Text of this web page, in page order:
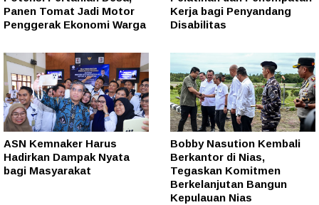
Panen Tomat Jadi Motor
Penggerak Ekonomi Warga
Kerja bagi Penyandang
Disabilitas
ASN Kemnaker Harus
Hadirkan Dampak Nyata
bagi Masyarakat
Bobby Nasution Kembali
Berkantor di Nias,
Tegaskan Komitmen
Berkelanjutan Bangun
Kepulauan Nias